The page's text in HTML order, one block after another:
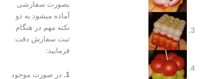
بصورت سفارشی
آماده میشود به دو
نکته مهم در هنگام
ثبت سفارش دقت
فرمایید:
در صورت موجود